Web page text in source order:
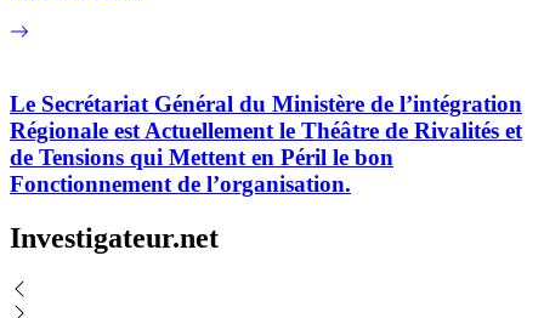
Le Secrétariat Général du Ministère de l’intégration
Régionale est Actuellement le Théâtre de Rivalités et
de Tensions qui Mettent en Péril le bon
Fonctionnement de l’organisation.
Investigateur.net